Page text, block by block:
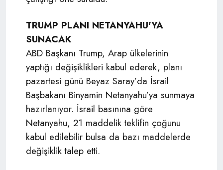
TRUMP PLANI NETANYAHU'YA
SUNACAK
ABD Başkanı Trump, Arap ülkelerinin
yaptığı değişiklikleri kabul ederek, planı
pazartesi günü Beyaz Saray’da İsrail
Başbakanı Binyamin Netanyahu’ya sunmaya
hazırlanıyor. İsrail basınına göre
Netanyahu, 21 maddelik teklifin çoğunu
kabul edilebilir bulsa da bazı maddelerde
değişiklik talep etti.